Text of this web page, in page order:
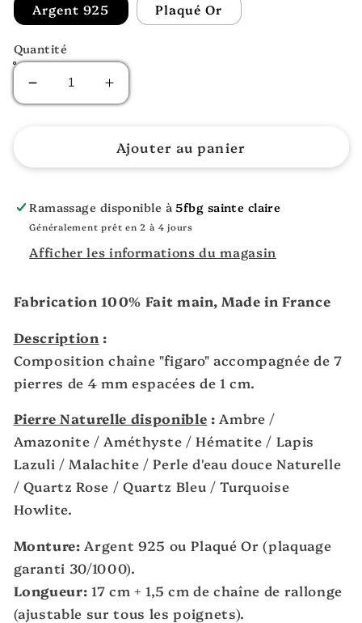
Argent 925 Plaqué Or
Quantité
Diminuer
la
LE
PIERRES
Augmenter
la
pour
LE
PIERRES
Ajouter au panier
Ramassage disponible à5fbg sainte claire
Généralement prêt en 2 à 4 jours
Afficher les informations du magasin
Fabrication 100% Fait main, Made in France
Description :
Composition chaîne "figaro" accompagnée de 7
pierres de 4 mm espacées de 1 cm.
Pierre Naturelle disponible : Ambre /
Amazonite / Améthyste / Hématite / Lapis
Lazuli / Malachite / Perle d'eau douce Naturelle
/ Quartz Rose / Quartz Bleu / Turquoise
Howlite.
Monture: Argent 925 ou Plaqué Or (plaquage
garanti 30/1000).
Longueur: 17 cm + 1,5 cm de chaîne de rallonge
(ajustable sur tous les poignets).